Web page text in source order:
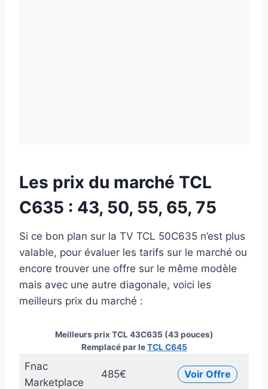
Les prix du marché TCL
C635 : 43, 50, 55, 65, 75
Si ce bon plan sur la TV TCL 50C635 n’est plus
valable, pour évaluer les tarifs sur le marché ou
encore trouver une offre sur le même modèle
mais avec une autre diagonale, voici les
meilleurs prix du marché :
Fnac
Marketplace
485€ Voir Offre
Meilleurs prix TCL 43C635 (43 pouces)
Remplacé par leTCL C645